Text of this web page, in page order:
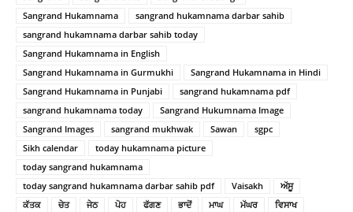
Sangrand Hukamnama
sangrand hukamnama darbar sahib
sangrand hukamnama darbar sahib today
Sangrand Hukamnama in English
Sangrand Hukamnama in Gurmukhi
Sangrand Hukamnama in Hindi
Sangrand Hukamnama in Punjabi
sangrand hukamnama pdf
sangrand hukamnama today
Sangrand Hukumnama Image
Sangrand Images
sangrand mukhwak Sawan
sgpc
Sikh calendar
today hukamnama picture
today sangrand hukamnama
today sangrand hukamnama darbar sahib pdf
Vaisakh
ਅੱਸੂ
ਕੱਤਕ
ਚੇਤ ਜੇਠ ਪੋਹ ਫੱਗਣ ਭਾਦੋਂ ਮਾਘ ਮੱਘਰ
ਵਿਸਾਖ